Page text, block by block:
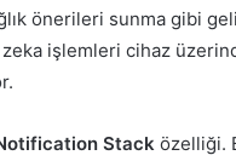
önerileri sunma gibi
işlemleri cihaz
Stack özelliği.